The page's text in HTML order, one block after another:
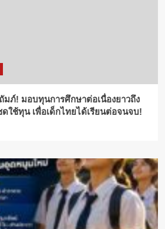
ภ์! มอบทุนการศึกษาต่อเนื่องยาวถึง
ใช้ทุน เพื่อเด็กไทยได้เรียนต่อจนจบ!